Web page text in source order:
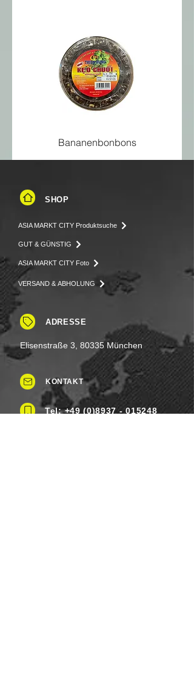
Bananenbonbons
SHOP
ASIA MARKT CITY Produktsuche
GUT & GÜNSTIG
ASIA MARKT CITY Foto
VERSAND & ABHOLUNG
ADRESSE
Elisenstraße 3, 80335 München
KONTAKT
Tel: +49 (0)8937 - 015248